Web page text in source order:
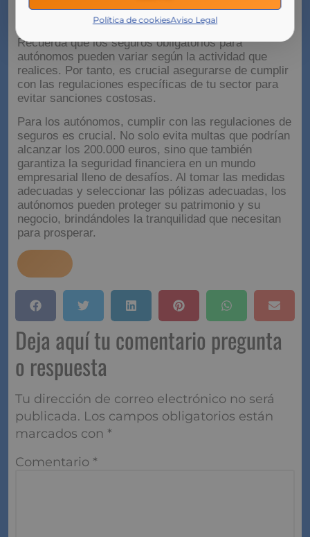
Política de cookiesAviso Legal
parte esencial de la gestión empresarial de un
autónomo y no deben pasarse por alto.
Recuerda que los seguros obligatorios para
autónomos pueden variar según la actividad que
realices. Por tanto, es crucial asegurarse de cumplir
con las regulaciones específicas de tu sector para
evitar sanciones costosas.
Para los autónomos, cumplir con las regulaciones de
seguros es crucial. No solo evita multas que podrían
alcanzar los 200.000 euros, sino que también
garantiza la seguridad financiera en un mundo
empresarial lleno de desafíos. Al tomar las medidas
adecuadas y seleccionar las pólizas adecuadas, los
autónomos pueden proteger su patrimonio y su
negocio, brindándoles la tranquilidad que necesitan
para prosperar.
Deja aquí tu comentario
pregunta o respuesta
Tu dirección de correo electrónico no será
publicada. Los campos obligatorios están
marcados con*
Comentario*